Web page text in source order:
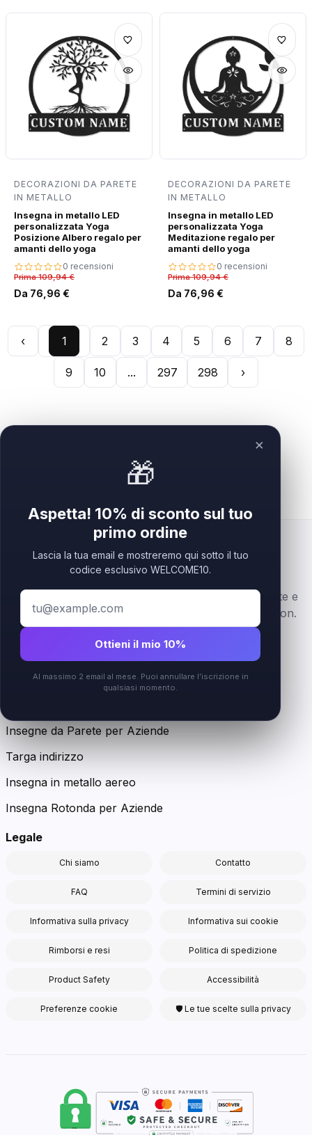
DECORAZIONI DA PARETE
IN METALLO
Insegna in metallo LED
personalizzata Yoga
Posizione Albero regalo per
amanti dello yoga
0 recensioni
Prima 109,94 €
Da 76,96 €
DECORAZIONI DA PARETE
IN METALLO
Insegna in metallo LED
personalizzata Yoga
Meditazione regalo per
amanti dello yoga
0 recensioni
Prima 109,94 €
Da 76,96 €
‹ 1 2 3 4 5 6 7 8
9 10 ... 297 298 ›
×
🎁
Aspetta! 10% di sconto sul tuo
primo ordine
Lascia la tua email e mostreremo qui sotto il tuo
codice esclusivo WELCOME10.
Ottieni il mio 10%
Al massimo 2 email al mese. Puoi annullare l’iscrizione in
qualsiasi momento.
Insegne logo business premium in acrilico, stratificate e
personalizzate per brand beauty, wellness e reception.
Shop
Insegne da Parete per Aziende
Targa indirizzo
Insegna in metallo aereo
Insegna Rotonda per Aziende
Legale
Chi siamo Contatto
FAQ Termini di servizio
Informativa sulla privacy Informativa sui cookie
Rimborsi e resi Politica di spedizione
Product Safety Accessibilità
Preferenze cookie 🛡 Le tue scelte sulla privacy